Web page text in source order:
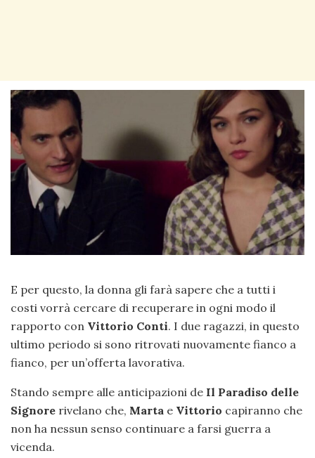
E per questo, la donna gli farà sapere che a tutti i
costi vorrà cercare di recuperare in ogni modo il
rapporto con Vittorio Conti. I due ragazzi, in questo
ultimo periodo si sono ritrovati nuovamente fianco a
fianco, per un’offerta lavorativa.
Stando sempre alle anticipazioni de Il Paradiso delle
Signore rivelano che, Marta e Vittorio capiranno che
non ha nessun senso continuare a farsi guerra a
vicenda.